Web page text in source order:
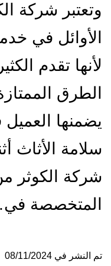
وتعتبر شركة
الأوائل في
لأنها تقدم
الطرق
يضمنها
سلامة الأثاث
شركة الكوثر
المتخصصة
تم النشر في 08/11/2024